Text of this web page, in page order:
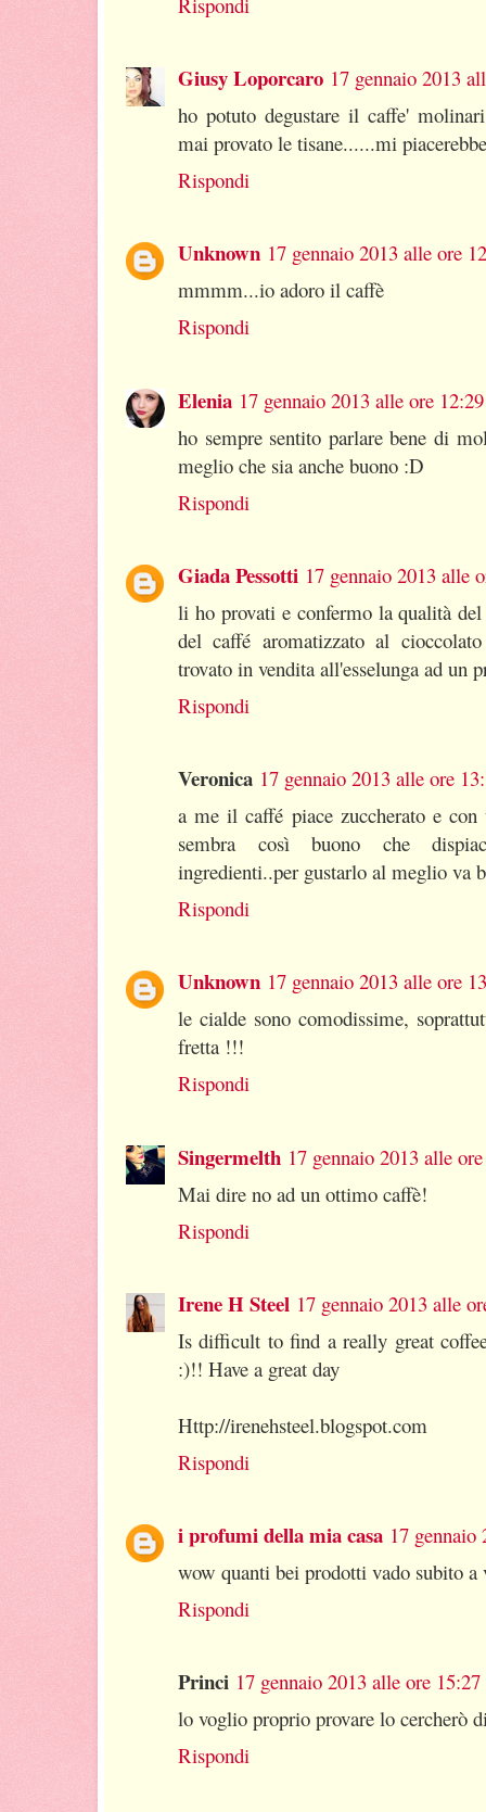
Giusy Loporcaro 17 gennaio 2013
ho potuto degustare il caffe'
mai provato le tisane......mi
Rispondi
Unknown 17 gennaio 2013 alle ore
mmmm...io adoro il caffè
Rispondi
Elenia 17 gennaio 2013 alle ore 12:29
ho sempre sentito parlare bene di
meglio che sia anche buono :D
Rispondi
Giada Pessotti 17 gennaio 2013 alle
li ho provati e confermo la qualità
del caffé aromatizzato al
trovato in vendita all'esselunga ad un
Rispondi
Veronica 17 gennaio 2013 alle ore
a me il caffé piace zuccherato e
sembra così buono che
ingredienti..per gustarlo al meglio va
Rispondi
Unknown 17 gennaio 2013 alle ore
le cialde sono comodissime,
fretta !!!
Rispondi
Singermelth 17 gennaio 2013 alle
Mai dire no ad un ottimo caffè!
Rispondi
Irene H Steel 17 gennaio 2013 alle
Is difficult to find a really great
:)!! Have a great day
Http://irenehsteel.blogspot.com
Rispondi
i profumi della mia casa 17 gennaio
wow quanti bei prodotti vado subito a
Rispondi
Princi 17 gennaio 2013 alle ore 15:27
lo voglio proprio provare lo cercherò
Rispondi